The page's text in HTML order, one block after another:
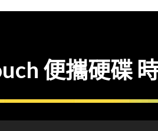
便攜硬碟